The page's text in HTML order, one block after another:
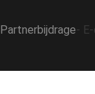
Partnerbijdrage-